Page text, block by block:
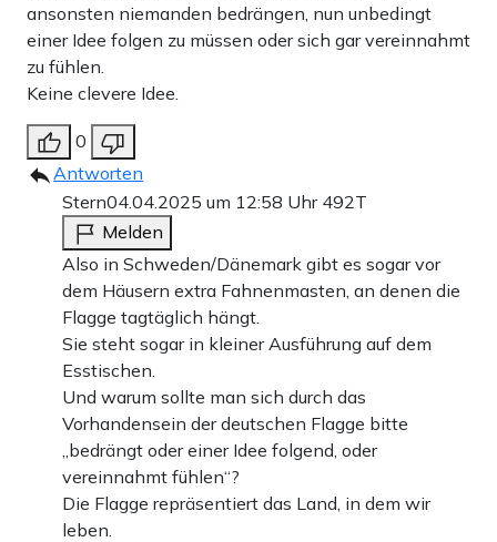
ansonsten niemanden bedrängen, nun unbedingt
einer Idee folgen zu müssen oder sich gar vereinnahmt
zu fühlen.
Keine clevere Idee.
0
Antworten
Stern04.04.2025 um 12:58 Uhr 492T
Melden
Also in Schweden/Dänemark gibt es sogar vor
dem Häusern extra Fahnenmasten, an denen die
Flagge tagtäglich hängt.
Sie steht sogar in kleiner Ausführung auf dem
Esstischen.
Und warum sollte man sich durch das
Vorhandensein der deutschen Flagge bitte
„bedrängt oder einer Idee folgend, oder
vereinnahmt fühlen“?
Die Flagge repräsentiert das Land, in dem wir
leben.